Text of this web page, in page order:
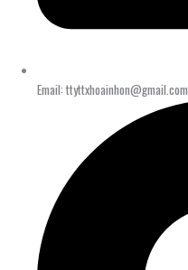
Email: ttyttxhoainhon@gmail.com